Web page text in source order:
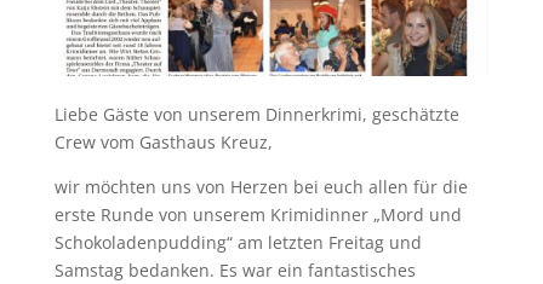
Liebe Gäste von unserem Dinnerkrimi, geschätzte
Crew vom Gasthaus Kreuz,
wir möchten uns von Herzen bei euch allen für die
erste Runde von unserem Krimidinner „Mord und
Schokoladenpudding“ am letzten Freitag und
Samstag bedanken. Es war ein fantastisches